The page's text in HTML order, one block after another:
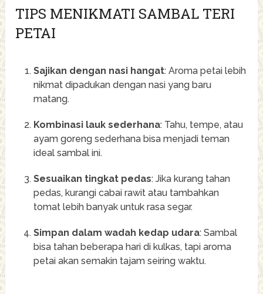
TIPS MENIKMATI SAMBAL TERI
PETAI
Sajikan dengan nasi hangat: Aroma petai lebih
nikmat dipadukan dengan nasi yang baru
matang.
Kombinasi lauk sederhana: Tahu, tempe, atau
ayam goreng sederhana bisa menjadi teman
ideal sambal ini.
Sesuaikan tingkat pedas: Jika kurang tahan
pedas, kurangi cabai rawit atau tambahkan
tomat lebih banyak untuk rasa segar.
Simpan dalam wadah kedap udara: Sambal
bisa tahan beberapa hari di kulkas, tapi aroma
petai akan semakin tajam seiring waktu.